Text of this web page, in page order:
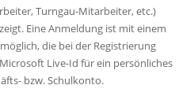
Turngau-Mitarbeiter, etc.)
Eine Anmeldung ist mit einem
die bei der Registrierung
Live-Id für ein persönliches
bzw. Schulkonto.